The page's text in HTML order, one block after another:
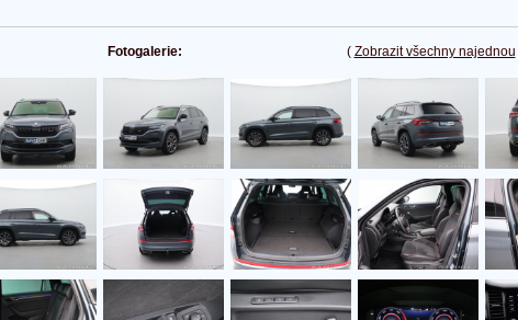
( Zobrazit všechny najednou
Fotogalerie: